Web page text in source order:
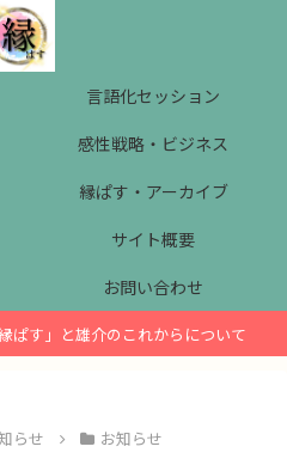
言語化セッション
感性戦略・ビジネス
縁ぱす・アーカイブ
サイト概要
お問い合わせ
ぱす」と雄介のこれからについて
らせ お知らせ